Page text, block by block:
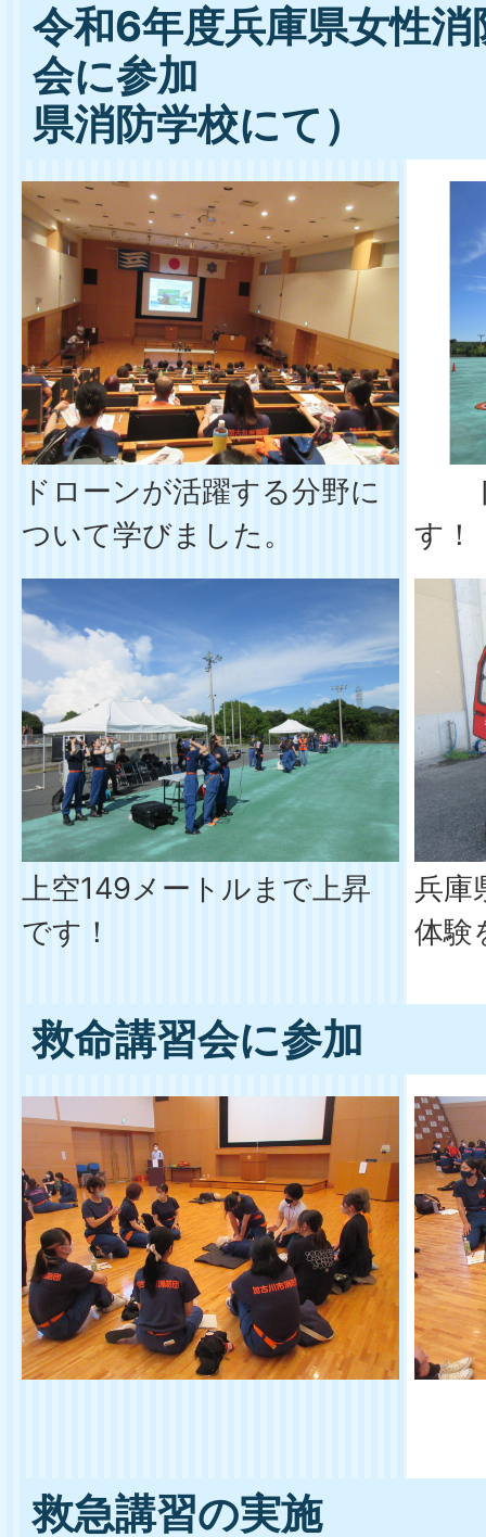
令和6年度兵庫県女性
会に参加
県消防学校にて）
ドローンが活躍する分野に
ついて学びました。
ド
す！
上空149メートルまで上昇
です！
兵庫
体験
救命講習会に参加
救急講習の実施